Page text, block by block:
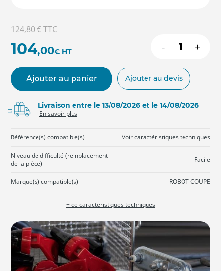
124,80 €TTC
104,00€ HT - +
Ajouter au panier Ajouter au devis
Livraison entre le 13/08/2026 et le 14/08/2026
En savoir plus
Référence(s) compatible(s) Voir caractéristiques techniques
Niveau de difficulté (remplacement
de la pièce)
Facile
Marque(s) compatible(s) ROBOT COUPE
+ de caractéristiques techniques